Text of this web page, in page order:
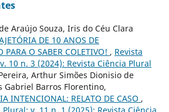
Araújo Souza, Iris do Céu Clara
DE 10 ANOS DE
PARA O SABER COLETIVO! , Revista
10 n. 3 (2024): Revista Ciência Plural
Arthur Simões Dionisio de
Gabriel Barros Florentino,
INTENCIONAL: RELATO DE CASO ,